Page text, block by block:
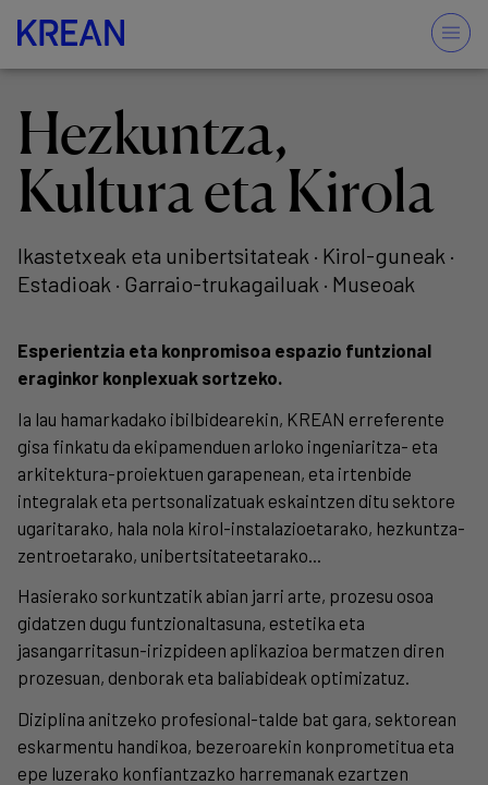
Hezkuntza,
Kultura eta Kirola
Ikastetxeak eta unibertsitateak · Kirol-guneak ·
Estadioak · Garraio-trukagailuak · Museoak
Esperientzia eta konpromisoa espazio funtzional
eraginkor konplexuak sortzeko.
Ia lau hamarkadako ibilbidearekin, KREAN erreferente
gisa finkatu da ekipamenduen arloko ingeniaritza- eta
arkitektura-proiektuen garapenean, eta irtenbide
integralak eta pertsonalizatuak eskaintzen ditu sektore
ugaritarako, hala nola kirol-instalazioetarako, hezkuntza-
zentroetarako, unibertsitateetarako...
Hasierako sorkuntzatik abian jarri arte, prozesu osoa
gidatzen dugu funtzionaltasuna, estetika eta
jasangarritasun-irizpideen aplikazioa bermatzen diren
prozesuan, denborak eta baliabideak optimizatuz.
Diziplina anitzeko profesional-talde bat gara, sektorean
eskarmentu handikoa, bezeroarekin konprometitua eta
epe luzerako konfiantzazko harremanak ezartzen